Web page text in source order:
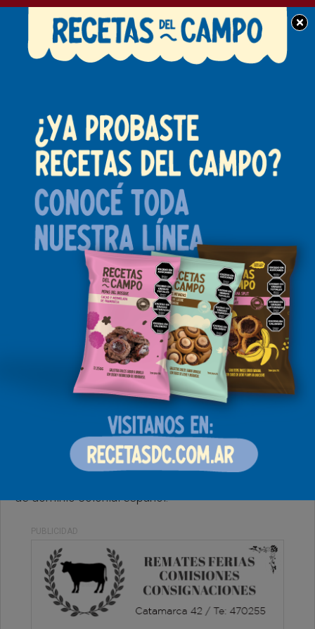
×
BUEN DÍA CHACABUCO
Muy feliz día de la
independencia
Miercoles, 09 de Julio de 2025 . 08:02 Hs.
El 9 de Julio evoca la jornada en la que un grupo de
representantes de las Provincias Unidas confirmó
de dominio colonial español.
PUBLICIDAD